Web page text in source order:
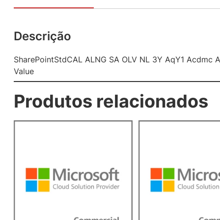
Descrição
SharePointStdCAL ALNG SA OLV NL 3Y AqY1 Acdmc
Value
Produtos relacionados